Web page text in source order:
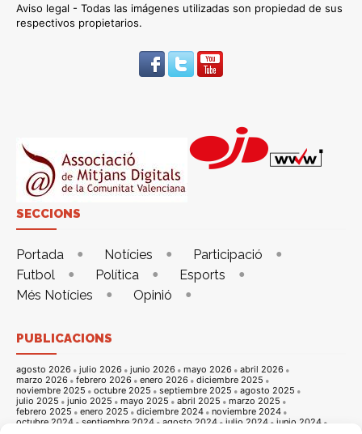
Aviso legal - Todas las imágenes utilizadas son propiedad de sus
respectivos propietarios.
SECCIONS
Portada Notícies
Participació
Futbol
Política
Esports
Més Notícies
Opinió
PUBLICACIONS
agosto 2026 julio 2026 junio 2026 mayo 2026
abril 2026
marzo 2026
febrero 2026 enero 2026
diciembre 2025
noviembre 2025
octubre 2025 septiembre 2025
agosto 2025
julio 2025
junio 2025 mayo 2025 abril 2025
marzo 2025
febrero 2025
enero 2025 diciembre 2024
noviembre 2024
octubre 2024
septiembre 2024 agosto 2024 julio 2024
junio 2024